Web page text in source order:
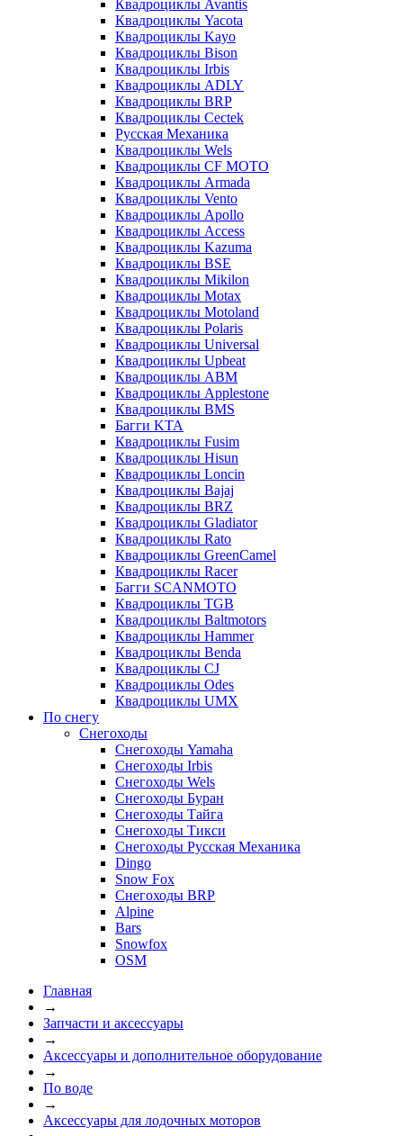
Квадроциклы Avantis
Квадроциклы Yacota
Квадроциклы Kayo
Квадроциклы Bison
Квадроциклы Irbis
Квадроциклы ADLY
Квадроциклы BRP
Квадроциклы Cectek
Русская Механика
Квадроциклы Wels
Квадроциклы CF MOTO
Квадроциклы Armada
Квадроциклы Vento
Квадроциклы Apollo
Квадроциклы Access
Квадроциклы Kazuma
Квадроциклы BSE
Квадроциклы Mikilon
Квадроциклы Motax
Квадроциклы Motoland
Квадроциклы Polaris
Квадроциклы Universal
Квадроциклы Upbeat
Квадроциклы ABM
Квадроциклы Applestone
Квадроциклы BMS
Багги KTA
Квадроциклы Fusim
Квадроциклы Hisun
Квадроциклы Loncin
Квадроциклы Bajaj
Квадроциклы BRZ
Квадроциклы Gladiator
Квадроциклы Rato
Квадроциклы GreenCamel
Квадроциклы Racer
Багги SCANMOTO
Квадроциклы TGB
Квадроциклы Baltmotors
Квадроциклы Hammer
Квадроциклы Benda
Квадроциклы CJ
Квадроциклы Odes
Квадроциклы UMX
По снегу
Снегоходы
Снегоходы Yamaha
Снегоходы Irbis
Снегоходы Wels
Снегоходы Буран
Снегоходы Тайга
Снегоходы Тикси
Снегоходы Русская Механика
Dingo
Snow Fox
Снегоходы BRP
Alpine
Bars
Snowfox
OSM
Главная
→
Запчасти и аксессуары
→
Аксессуары и дополнительное оборудование
→
По воде
→
Аксессуары для лодочных моторов